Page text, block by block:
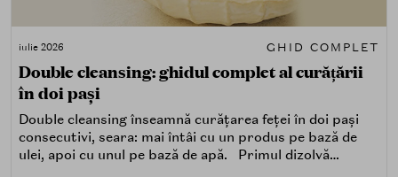
iulie 2026 GHID COMPLET
Double cleansing: ghidul complet al curățării
în doi pași
Double cleansing înseamnă curățarea feței în doi pași
consecutivi, seara: mai întâi cu un produs pe bază de
ulei, apoi cu unul pe bază de apă. Primul dizolvă